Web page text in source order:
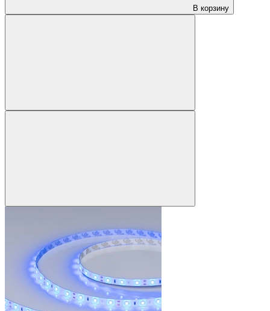
В корзину